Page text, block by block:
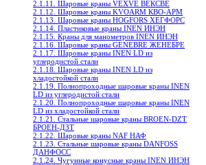
2.1.11. Шаровые краны VEXVE ВЕКСВЕ
2.1.12. Шаровые краны KVOARM КВО-АРМ
2.1.13. Шаровые краны HOGFORS ХЕГФОРС
2.1.14. Пластиковые краны INEN ИНЭН
2.1.15. Краны для манометров INEN ИНЭН
2.1.16. Шаровые краны GENEBRE ЖЕНЕБРЕ
2.1.17. Шаровые краны INEN LD из
углеродистой стали
2.1.18. Шаровые краны INEN LD из
хладостойкой стали
2.1.19. Полнопроходные шаровые краны INEN
LD из углеродистой стали
2.1.20. Полнопроходные шаровые краны INEN
LD из хладостойкой стали
2.1.21. Стальные шаровые краны BROEN-DZT
БРОЕН-ДЗТ
2.1.22. Шаровые краны NAF НАФ
2.1.23. Стальные шаровые краны DANFOSS
ДАНФОСС
2.1.24. Чугунные конусные краны INEN ИНЭН